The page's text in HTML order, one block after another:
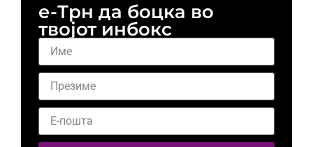
е-Трн да боцка во
твојот инбокс